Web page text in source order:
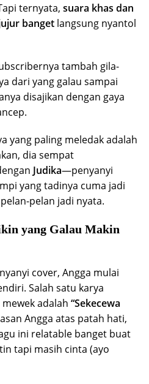
ternyata, suara khas dan
banget langsung nyantol
tambah gila-
dari yang galau sampai
disajikan dengan gaya
yang paling meledak adalah
dia sempat
Judika—penyanyi
yang tadinya cuma jadi
pelan jadi nyata.
yang Galau Makin
cover, Angga mulai
Salah satu karya
adalah “Sekecewa
Angga atas patah hati,
ini relatable banget buat
tapi masih cinta (ayo